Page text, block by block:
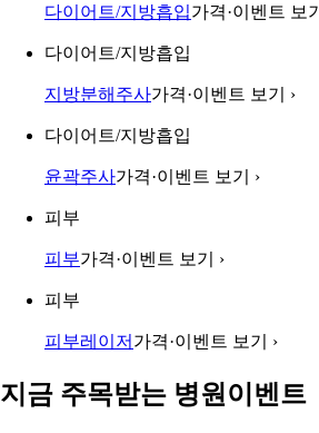
다이어트/지방흡입가격·이벤트 보기
다이어트/지방흡입
지방분해주사가격·이벤트 보기 ›
다이어트/지방흡입
윤곽주사가격·이벤트 보기 ›
피부
피부가격·이벤트 보기 ›
피부
피부레이저 가격·이벤트 보기 ›
지금 주목받는 병원이벤트